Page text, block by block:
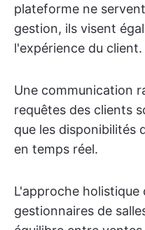
plateforme ne
gestion, ils visent
l'expérience du client.
Une communication
requêtes des clients
que les disponibilités
en temps réel.
L'approche holistique
gestionnaires de